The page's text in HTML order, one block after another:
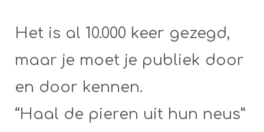
Het is al 10.000 keer gezegd,
maar je moet je publiek door
en door kennen.
“Haal de pieren uit hun neus”